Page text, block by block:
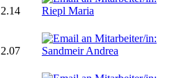
2.14
2.07